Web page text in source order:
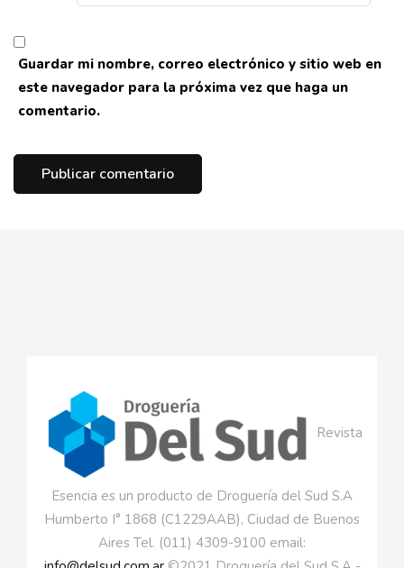
Guardar mi nombre, correo electrónico y sitio web en
este navegador para la próxima vez que haga un
comentario.
Revista
Esencia es un producto de Droguería del Sud S.A
Humberto I° 1868 (C1229AAB), Ciudad de Buenos
Aires Tel. (011) 4309-9100 email: